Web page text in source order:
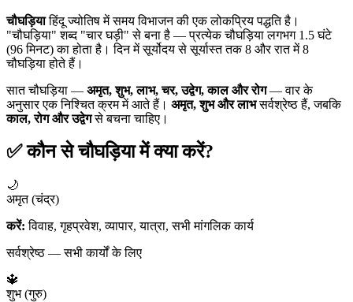
चौघड़ियाहिंदू ज्योतिष में समय विभाजन की एक लोकप्रिय पद्धति है।
"चौघड़िया" शब्द "चार घड़ी" से बना है — प्रत्येक चौघड़िया लगभग 1.5 घंटे
(96 मिनट) का होता है। दिन में सूर्योदय से सूर्यास्त तक 8 और रात में 8
चौघड़िया होते हैं।
सात चौघड़िया — अमृत, शुभ, लाभ, चर, उद्वेग, काल और रोग— वार के
अनुसार एक निश्चित क्रम में आते हैं। अमृत, शुभ और लाभसर्वश्रेष्ठ हैं, जबकि
काल, रोग और उद्वेगसे बचना चाहिए।
✅ कौन से चौघड़िया में क्या करें?
🌙
अमृत (चंद्र)
करें:विवाह, गृहप्रवेश, व्यापार, यात्रा, सभी मांगलिक कार्य
सर्वश्रेष्ठ — सभी कार्यों के लिए
🔱
शुभ (गुरु)